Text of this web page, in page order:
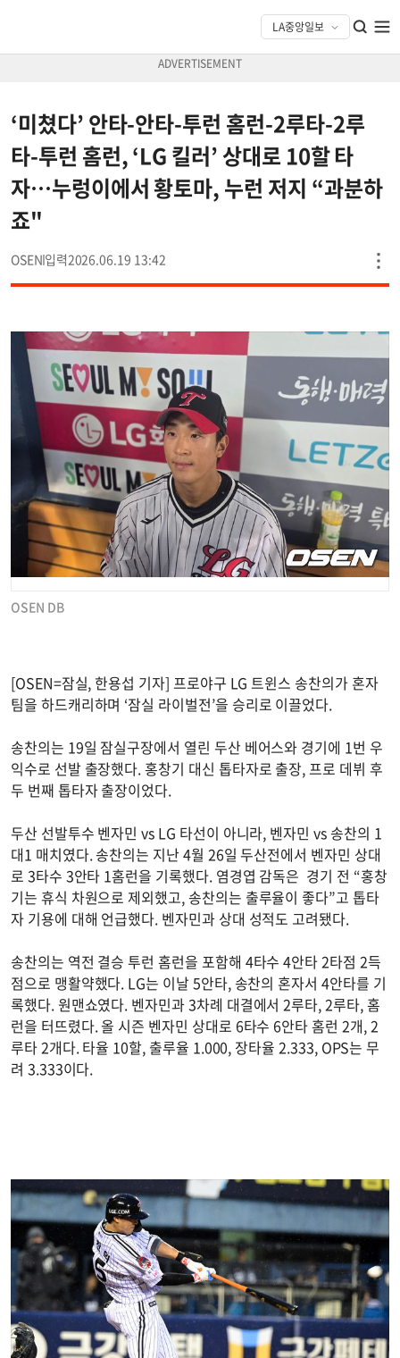
‘미쳤다’ 안타-안타-투런 홈런-2루타-2루
타-투런 홈런, ‘LG 킬러’ 상대로 10할 타
자…누렁이에서 황토마, 누런 저지 “과분하
죠"
OSEN 2026.06.19 13:42
OSEN DB
[OSEN=잠실, 한용섭 기자] 프로야구 LG 트윈스 송찬의가 혼자
팀을 하드캐리하며 ‘잠실 라이벌전’을 승리로 이끌었다.
송찬의는 19일 잠실구장에서 열린 두산 베어스와 경기에 1번 우
익수로 선발 출장했다. 홍창기 대신 톱타자로 출장, 프로 데뷔 후
두 번째 톱타자 출장이었다.
두산 선발투수 벤자민 vs LG 타선이 아니라, 벤자민 vs 송찬의 1
대1 매치였다. 송찬의는 지난 4월 26일 두산전에서 벤자민 상대
로 3타수 3안타 1홈런을 기록했다. 염경엽 감독은 경기 전 “홍창
기는 휴식 차원으로 제외했고, 송찬의는 출루율이 좋다”고 톱타
자 기용에 대해 언급했다. 벤자민과 상대 성적도 고려됐다.
송찬의는 역전 결승 투런 홈런을 포함해 4타수 4안타 2타점 2득
점으로 맹활약했다. LG는 이날 5안타, 송찬의 혼자서 4안타를 기
록했다. 원맨쇼였다. 벤자민과 3차례 대결에서 2루타, 2루타, 홈
런을 터뜨렸다. 올 시즌 벤자민 상대로 6타수 6안타 홈런 2개, 2
루타 2개다. 타율 10할, 출루율 1.000, 장타율 2.333, OPS는 무
려 3.333이다.